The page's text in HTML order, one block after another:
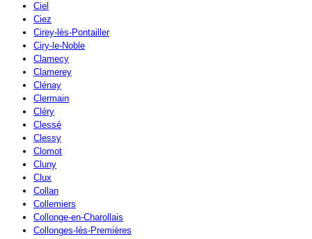
Ciel
Ciez
Cirey-lès-Pontailler
Ciry-le-Noble
Clamecy
Clamerey
Clénay
Clermain
Cléry
Clessé
Clessy
Clomot
Cluny
Clux
Collan
Collemiers
Collonge-en-Charollais
Collonges-lès-Premières